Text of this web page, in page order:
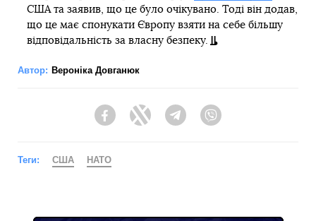
США та заявив, що це було очікувано. Тоді він додав,
що це має спонукати Європу взяти на себе більшу
відповідальність за власну безпеку.
Автор: Вероніка Довганюк
FacebookTwitter Telegram
Теги: США НАТО